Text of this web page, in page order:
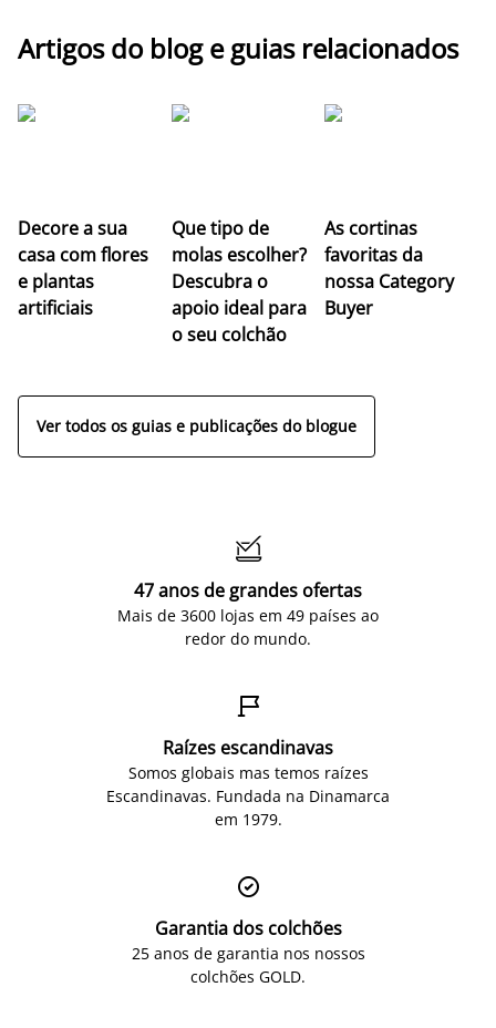
Artigos do blog e guias relacionados
Decore a sua
casa com flores
e plantas
artificiais
Que tipo de
molas escolher?
Descubra o
apoio ideal para
o seu colchão
As cortinas
favoritas da
nossa Category
Buyer
Ver todos os guias e publicações do blogue

47 anos de grandes ofertas
Mais de 3600 lojas em 49 países ao
redor do mundo.

Raízes escandinavas
Somos globais mas temos raízes
Escandinavas. Fundada na Dinamarca
em 1979.

Garantia dos colchões
25 anos de garantia nos nossos
colchões GOLD.